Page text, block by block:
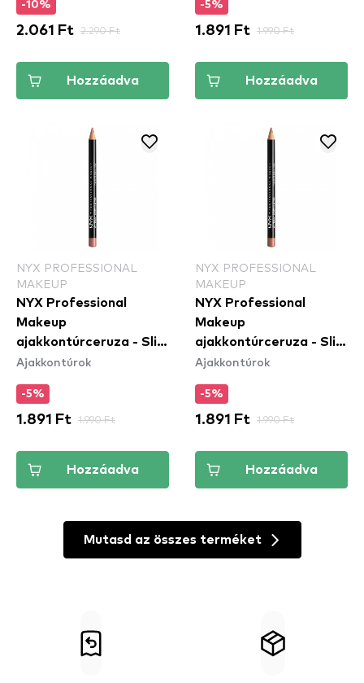
-10%
2.061 Ft 2.290 Ft
Hozzáadva
-5%
1.891 Ft 1.990 Ft
Hozzáadva
NYX PROFESSIONAL
MAKEUP
NYX Professional
Makeup
ajakkontúrceruza - Slim
Lip Pencil – Nude Pink
Ajakkontúrok
-5%
1.891 Ft 1.990 Ft
Hozzáadva
NYX PROFESSIONAL
MAKEUP
NYX Professional
Makeup
ajakkontúrceruza - Slim
Lip Pencil – Natural
Ajakkontúrok
-5%
1.891 Ft 1.990 Ft
Hozzáadva
Mutasd az összes terméket